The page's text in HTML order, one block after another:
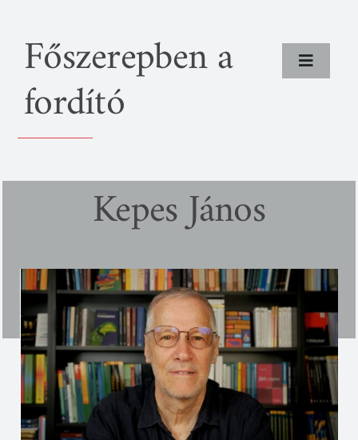
Főszerepben a
fordító
Toggle
Fordítók
Kepes János